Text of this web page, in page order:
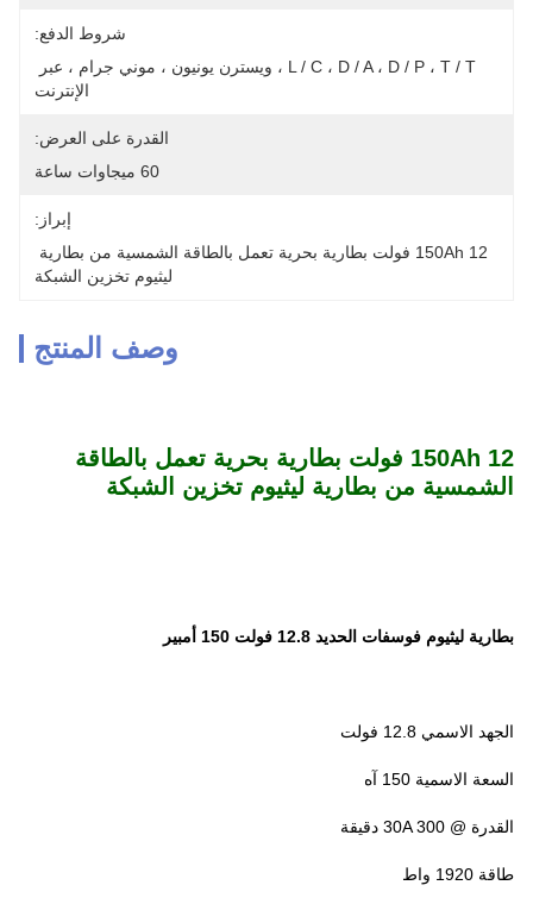
شروط الدفع:
الإنترنت
القدرة على العرض:
60 ميجاوات ساعة
إبراز:
ليثيوم تخزين الشبكة
وصف المنتج
150Ah 12 فولت بطارية بحرية تعمل بالطاقة
الشمسية من بطارية ليثيوم تخزين الشبكة
بطارية ليثيوم فوسفات الحديد 12.8 فولت 150 أمبير
الجهد الاسمي 12.8 فولت
السعة الاسمية 150 آه
القدرة @ 30A 300 دقيقة
طاقة 1920 واط